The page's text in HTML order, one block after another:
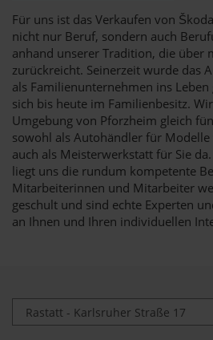
Für uns ist das Verkaufen von
nicht nur Beruf, sondern auch
anhand unserer Tradition, die über
zurückreicht. Seinerzeit wurde das
als Familienunternehmen ins
sich bis heute im Familienbesitz.
Umgebung von Pforzheim gleich
sowohl als Autohändler für Modelle
auch als Meisterwerkstatt für Sie
liegt uns die rundum kompetente
Mitarbeiterinnen und Mitarbeiter
geschult und sind echte Experten
an Ihnen und Ihren individuellen